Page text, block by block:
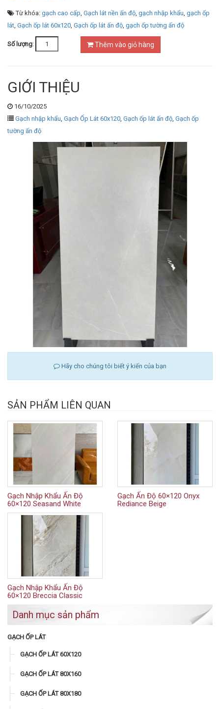
Từ khóa: gạch cao cấp, Gạch lát nền ấn độ, gạch nhập khẩu, gạch ốp
lát, Gạch ốp lát 60x120, Gạch ốp lát ấn độ, gạch ốp tường ấn độ
Số lượng: Thêm vào giỏ hàng
GIỚI THIỆU
16/10/2025
Gạch nhập khẩu, Gạch Ốp Lát 60x120, Gạch ốp lát ấn độ, Gạch ốp
tường ấn độ
Hãy cho chúng tôi biết ý kiến của bạn
SẢN PHẨM LIÊN QUAN
Gạch Nhập Khẩu Ấn Độ
60×120 Seasand White
Gạch Ấn Độ 60×120 Onyx
Rediance Beige
Gạch Nhập Khẩu Ấn Độ
60×120 Breccia Classic
Danh mục sản phẩm
GẠCH ỐP LÁT
GẠCH ỐP LÁT 60X120
GẠCH ỐP LÁT 80X160
GẠCH ỐP LÁT 80X180